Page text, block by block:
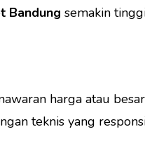
Bandung semakin
harga atau
teknis yang